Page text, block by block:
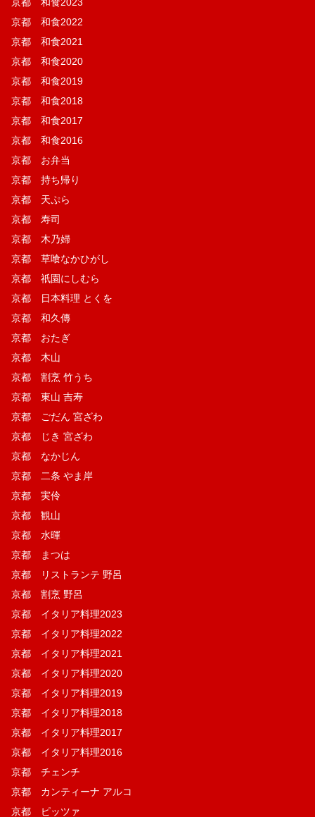
京都 和食2022
京都 和食2021
京都 和食2020
京都 和食2019
京都 和食2018
京都 和食2017
京都 和食2016
京都 お弁当
京都 持ち帰り
京都 天ぷら
京都 寿司
京都 木乃婦
京都 草喰なかひがし
京都 祇園にしむら
京都 日本料理 とくを
京都 和久傳
京都 おたぎ
京都 木山
京都 割烹 竹うち
京都 東山 吉寿
京都 ごだん 宮ざわ
京都 じき 宮ざわ
京都 なかじん
京都 二条 やま岸
京都 実伶
京都 観山
京都 水暉
京都 まつは
京都 リストランテ 野呂
京都 割烹 野呂
京都 イタリア料理2023
京都 イタリア料理2022
京都 イタリア料理2021
京都 イタリア料理2020
京都 イタリア料理2019
京都 イタリア料理2018
京都 イタリア料理2017
京都 イタリア料理2016
京都 チェンチ
京都 カンティーナ アルコ
京都 ピッツァ